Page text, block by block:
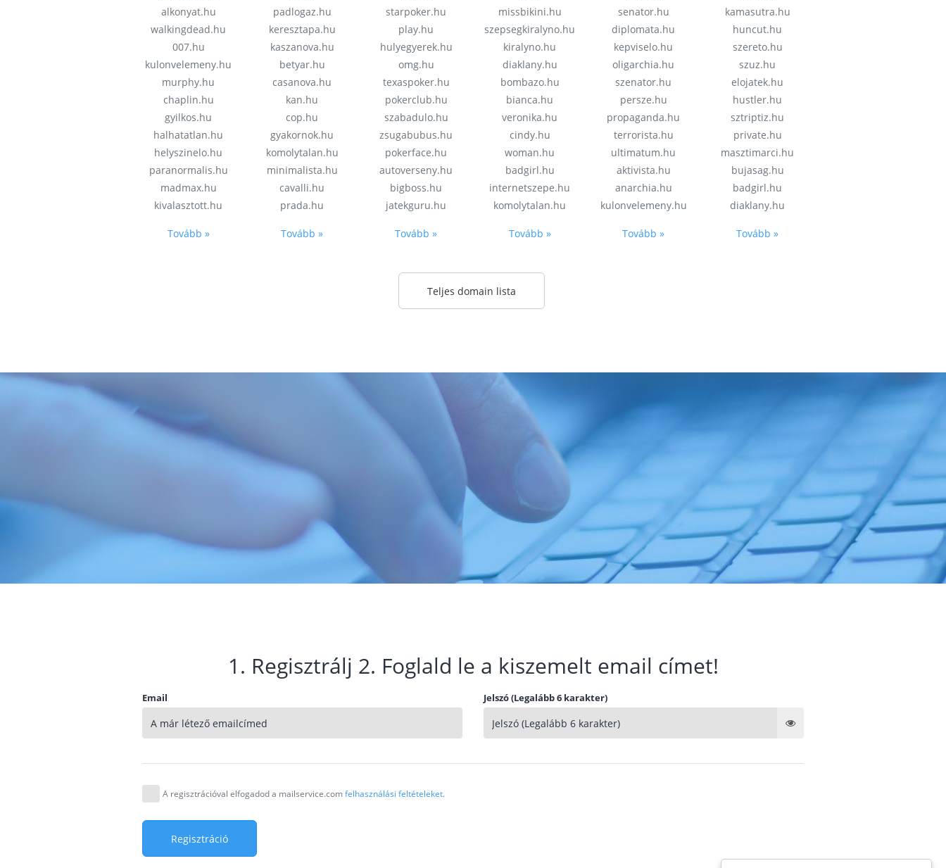
alkonyat.hu
walkingdead.hu
007.hu
kulonvelemeny.hu
murphy.hu
chaplin.hu
gyilkos.hu
halhatatlan.hu
helyszinelo.hu
paranormalis.hu
madmax.hu
kivalasztott.hu
Tovább »
padlogaz.hu
keresztapa.hu
kaszanova.hu
betyar.hu
casanova.hu
kan.hu
cop.hu
gyakornok.hu
komolytalan.hu
minimalista.hu
cavalli.hu
prada.hu
Tovább »
starpoker.hu
play.hu
hulyegyerek.hu
omg.hu
texaspoker.hu
pokerclub.hu
szabadulo.hu
zsugabubus.hu
pokerface.hu
autoverseny.hu
bigboss.hu
jatekguru.hu
Tovább »
missbikini.hu
szepsegkiralyno.hu
kiralyno.hu
diaklany.hu
bombazo.hu
bianca.hu
veronika.hu
cindy.hu
woman.hu
badgirl.hu
internetszepe.hu
komolytalan.hu
Tovább »
senator.hu
diplomata.hu
kepviselo.hu
oligarchia.hu
szenator.hu
persze.hu
propaganda.hu
terrorista.hu
ultimatum.hu
aktivista.hu
anarchia.hu
kulonvelemeny.hu
Tovább »
kamasutra.hu
huncut.hu
szereto.hu
szuz.hu
elojatek.hu
hustler.hu
sztriptiz.hu
private.hu
masztimarci.hu
bujasag.hu
badgirl.hu
diaklany.hu
Tovább »
Teljes domain lista
1. Regisztrálj 2. Foglald le a kiszemelt email címet!
Email Jelszó (Legalább 6 karakter)
A regisztrációval elfogadod a mailservice.comfelhasználási feltételeket.
Regisztráció